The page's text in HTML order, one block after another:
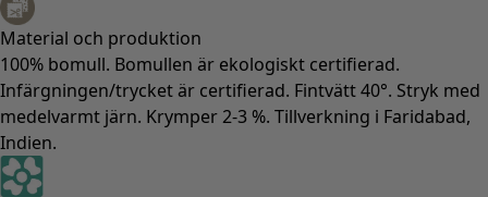
Material och produktion
100% bomull. Bomullen är ekologiskt certifierad.
Infärgningen/trycket är certifierad. Fintvätt 40°. Stryk med
medelvarmt järn. Krymper 2-3 %. Tillverkning i Faridabad,
Indien.